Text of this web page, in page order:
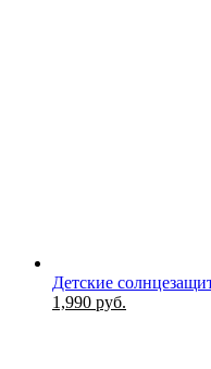
Детские
Первоначальная
1,990 руб.